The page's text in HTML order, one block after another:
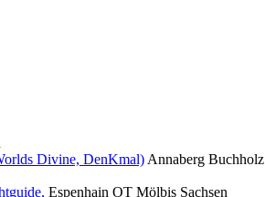
Divine, DenKmal) Annaberg Buchholz
Espenhain OT Mölbis Sachsen